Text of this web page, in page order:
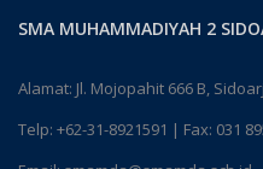
SMA MUHAMMADIYAH 2
Alamat: Jl. Mojopahit 666 B,
Telp: +62-31-8921591 | Fax: 031